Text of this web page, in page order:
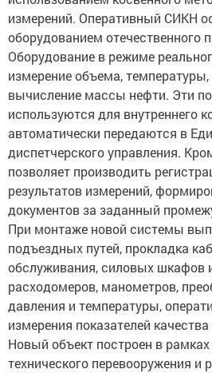
измерений. Оперативный СИКН
оборудованием отечественного
Оборудование в режиме
измерение объема, температуры,
вычисление массы нефти. Эти
используются для внутреннего
автоматически передаются в
диспетчерского управления.
позволяет производить
результатов измерений,
документов за заданный
При монтаже новой системы
подъездных путей, прокладка
обслуживания, силовых шкафов
расходомеров, манометров,
давления и температуры,
измерения показателей
Новый объект построен в
технического перевооружения и